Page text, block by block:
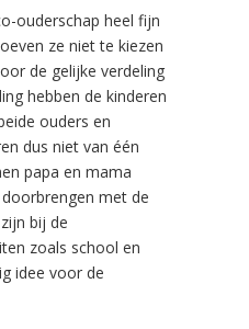
ouderschap heel fijn
ze niet te kiezen
de gelijke verdeling
hebben de kinderen
ouders en
dus niet van één
papa en mama
met de
bij de
zoals school en
idee voor de